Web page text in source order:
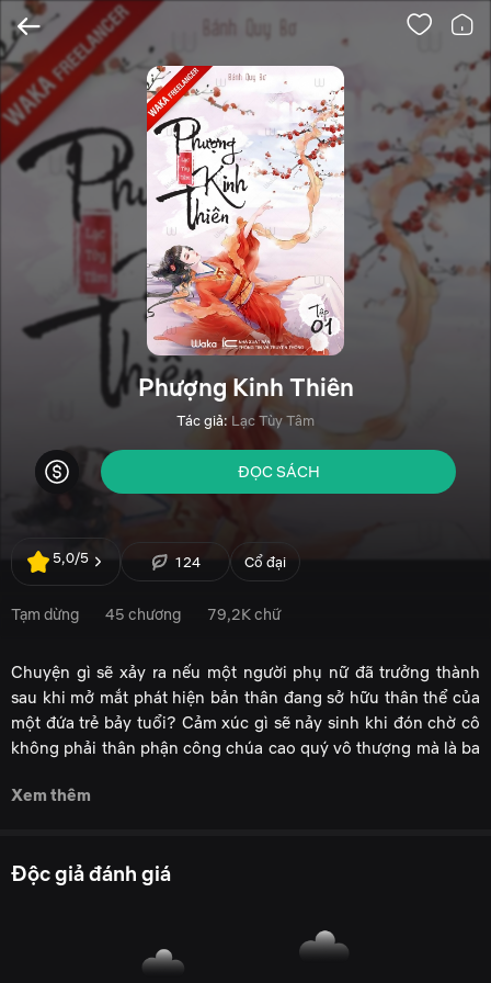
Phượng Kinh Thiên
Tác giả:Lạc Tùy Tâm
ĐỌC SÁCH
5,0/5 124 Cổ đại
Tạm dừng 45 chương 79,2K chữ
Chuyện gì sẽ xảy ra nếu một người phụ nữ đã trưởng thành
sau khi mở mắt phát hiện bản thân đang sở hữu thân thể của
một đứa trẻ bảy tuổi? Cảm xúc gì sẽ nảy sinh khi đón chờ cô
không phải thân phận công chúa cao quý vô thượng mà là ba
không được miễn xá? Và, câu chuyện sẽ ra sao khi người phụ
Đau đớn, thù hận đã từng biến một người phụ nữ dịu dàng,
Xem thêm
Độc giả đánh giá